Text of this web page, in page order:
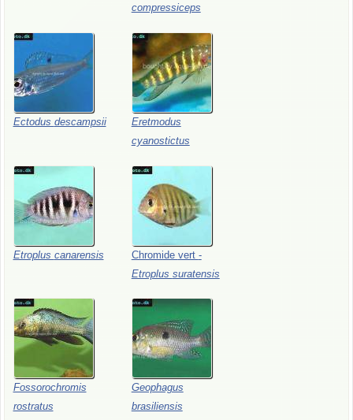
compressiceps
Ectodus descampsii
Eretmodus
cyanostictus
Etroplus canarensis Chromide vert -
Etroplus suratensis
Fossorochromis
rostratus
Geophagus
brasiliensis